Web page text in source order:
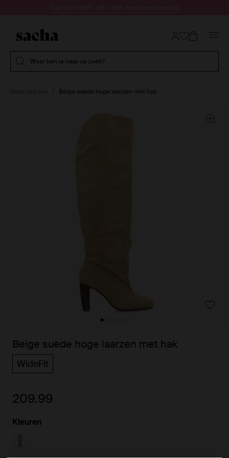
Waar ben je naar op zoek?
Beige suède hoge laarzen met hak
Beige suède hoge laarzen met hak
WideFit
209.99
Kleuren